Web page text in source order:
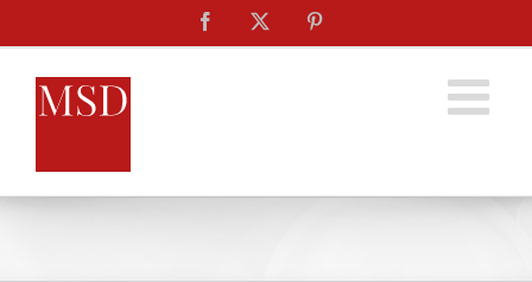
al
contenuto
Facebook